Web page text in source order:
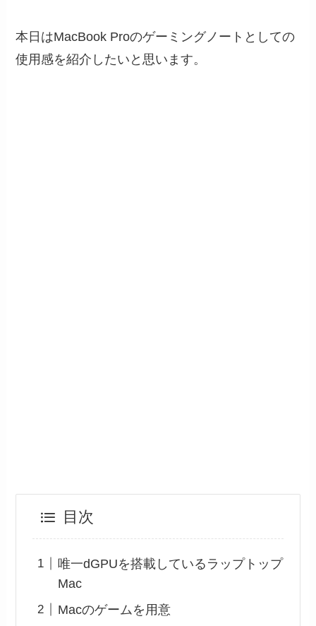
本日はMacBook Proのゲーミングノートとしての
使用感を紹介したいと思います。
目次
唯一dGPUを搭載しているラップトップ
Mac
Macのゲームを用意